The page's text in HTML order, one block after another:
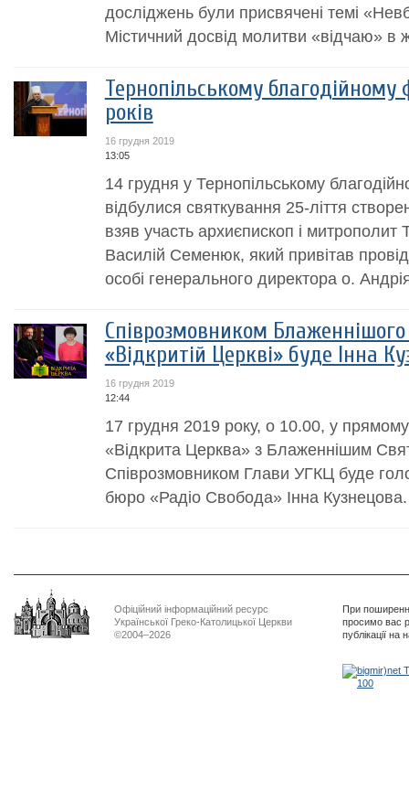
досліджень були присвячені темі
Містичний досвід молитви «відчаю» в
Тернопільському благодійному
років
16 грудня 2019
13:05
14 грудня у Тернопільському
відбулися святкування 25-ліття
взяв участь архиєпископ і митрополит
Василій Семенюк, який привітав
особі генерального директора о.
Співрозмовником Блаженнішого
«Відкритій Церкві» буде Інна
16 грудня 2019
12:44
17 грудня 2019 року, о 10.00, у
«Відкрита Церква» з Блаженнішим
Співрозмовником Глави УГКЦ буде
бюро «Радіо Свобода» Інна Кузнецова.
Офіційний інформаційний ресурс
Української Греко-Католицької Церкви
©2004–2026
При
просимо вас
публікації на